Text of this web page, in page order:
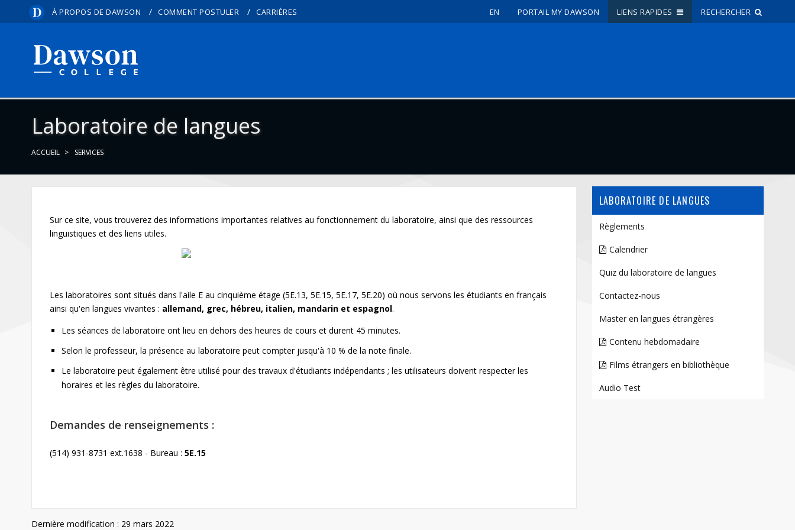
À PROPOS DE DAWSON / COMMENT POSTULER / CARRIÈRES EN PORTAIL MY DAWSON LIENS RAPIDES RECHERCHER
Laboratoire de langues
ACCUEIL SERVICES
LABORATOIRE DE LANGUES
Règlements
Calendrier
Quiz du laboratoire de langues
Contactez-nous
Master en langues étrangères
Contenu hebdomadaire
Films étrangers en bibliothèque
Audio Test
Sur ce site, vous trouverez des informations importantes relatives au fonctionnement du laboratoire, ainsi que des ressources
linguistiques et des liens utiles.
Les laboratoires sont situés dans l'aile E au cinquième étage (5E.13, 5E.15, 5E.17, 5E.20) où nous servons les étudiants en français
ainsi qu'en langues vivantes : allemand, grec, hébreu, italien, mandarin et espagnol.
Les séances de laboratoire ont lieu en dehors des heures de cours et durent 45 minutes.
Selon le professeur, la présence au laboratoire peut compter jusqu'à 10 % de la note finale.
Le laboratoire peut également être utilisé pour des travaux d'étudiants indépendants ; les utilisateurs doivent respecter les
horaires et les règles du laboratoire.
Demandes de renseignements :
(514) 931-8731 ext.1638 - Bureau :5E.15
Dernière modification : 29 mars 2022
Recherche sur le site
Comment postuler
Informations